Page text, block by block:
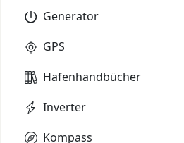
Generator
GPS
Hafenhandbücher
Inverter
Kompass